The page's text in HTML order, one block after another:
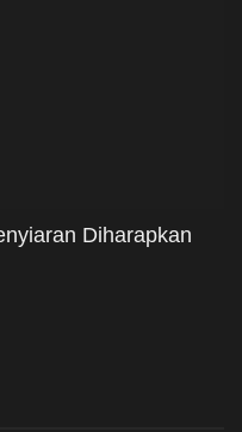
Diharapkan